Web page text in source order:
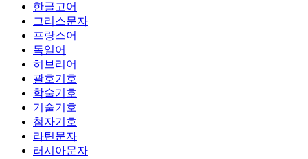
한글고어
그리스문자
프랑스어
독일어
히브리어
괄호기호
학술기호
기술기호
첨자기호
라틴문자
러시아문자